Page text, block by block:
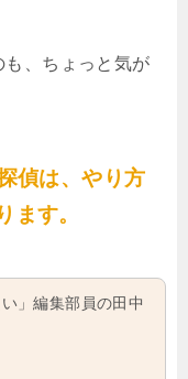
、ちょっと気が
偵は、やり方
ます。
」編集部員の田中